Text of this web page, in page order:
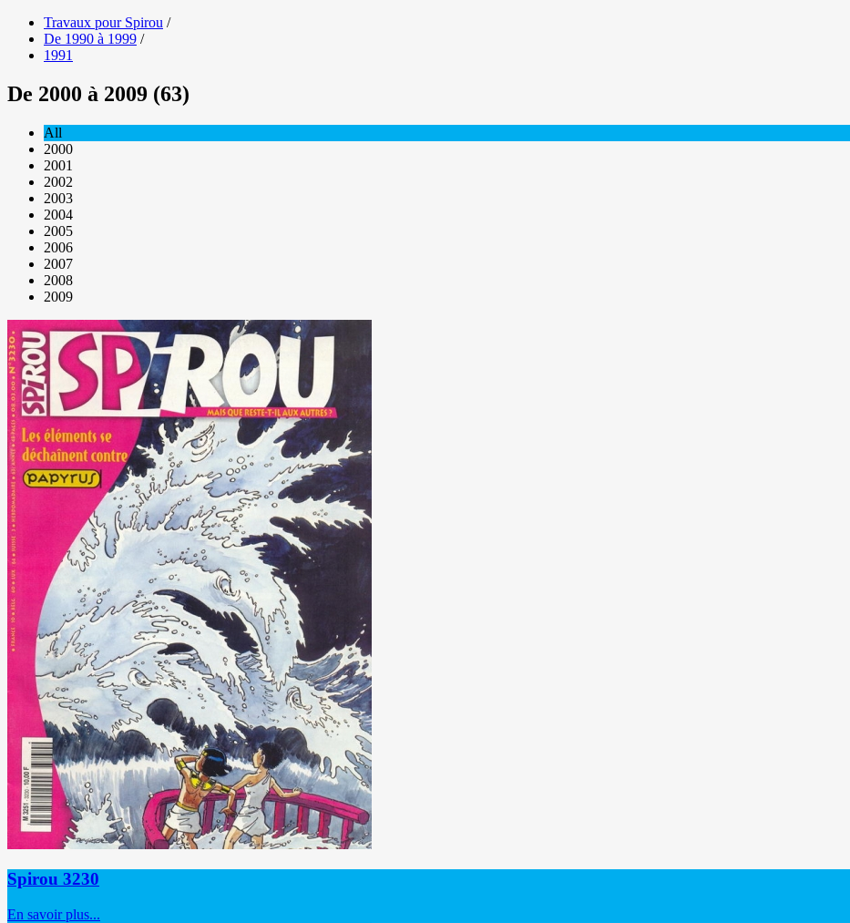
Travaux pour Spirou /
De 1990 à 1999 /
1991
De 2000 à 2009 (63)
All
2000
2001
2002
2003
2004
2005
2006
2007
2008
2009
Spirou 3230
En savoir plus...